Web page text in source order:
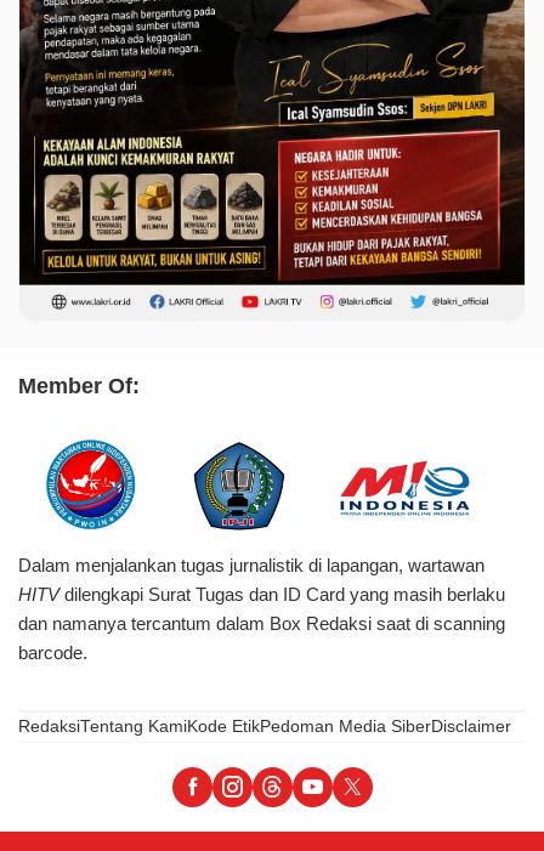
Member Of:
Dalam menjalankan tugas jurnalistik di lapangan, wartawan
HITVdilengkapi Surat Tugas dan ID Card yang masih berlaku
dan namanya tercantum dalam Box Redaksi saat di scanning
barcode.
RedaksiTentang KamiKode EtikPedoman Media SiberDisclaimer